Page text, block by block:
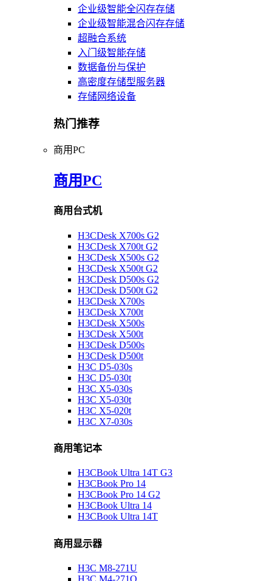
企业级智能全闪存存储
企业级智能混合闪存存储
超融合系统
入门级智能存储
数据备份与保护
高密度存储型服务器
存储网络设备
热门推荐
商用PC
商用PC
商用台式机
H3CDesk X700s G2
H3CDesk X700t G2
H3CDesk X500s G2
H3CDesk X500t G2
H3CDesk D500s G2
H3CDesk D500t G2
H3CDesk X700s
H3CDesk X700t
H3CDesk X500s
H3CDesk X500t
H3CDesk D500s
H3CDesk D500t
H3C D5-030s
H3C D5-030t
H3C X5-030s
H3C X5-030t
H3C X5-020t
H3C X7-030s
商用笔记本
H3CBook Ultra 14T G3
H3CBook Pro 14
H3CBook Pro 14 G2
H3CBook Ultra 14
H3CBook Ultra 14T
商用显示器
H3C M8-271U
H3C M4-271Q